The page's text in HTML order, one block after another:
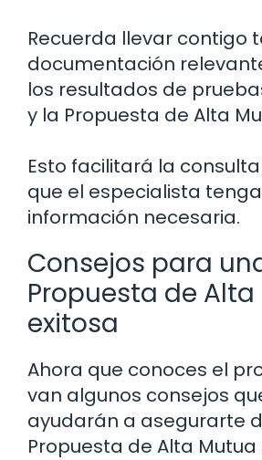
Recuerda llevar contigo
documentación
los resultados de
y la Propuesta de Alta
Esto facilitará la
que el especialista
información necesaria.
Consejos para
Propuesta de
exitosa
Ahora que conoces el
van algunos consejos
ayudarán a asegurarte
Propuesta de Alta Mutua